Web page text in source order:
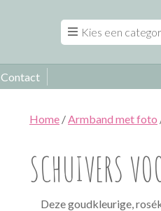
Kies een
Contact
Home /Armband met foto
SCHUIVERS
Deze goudkleurige,